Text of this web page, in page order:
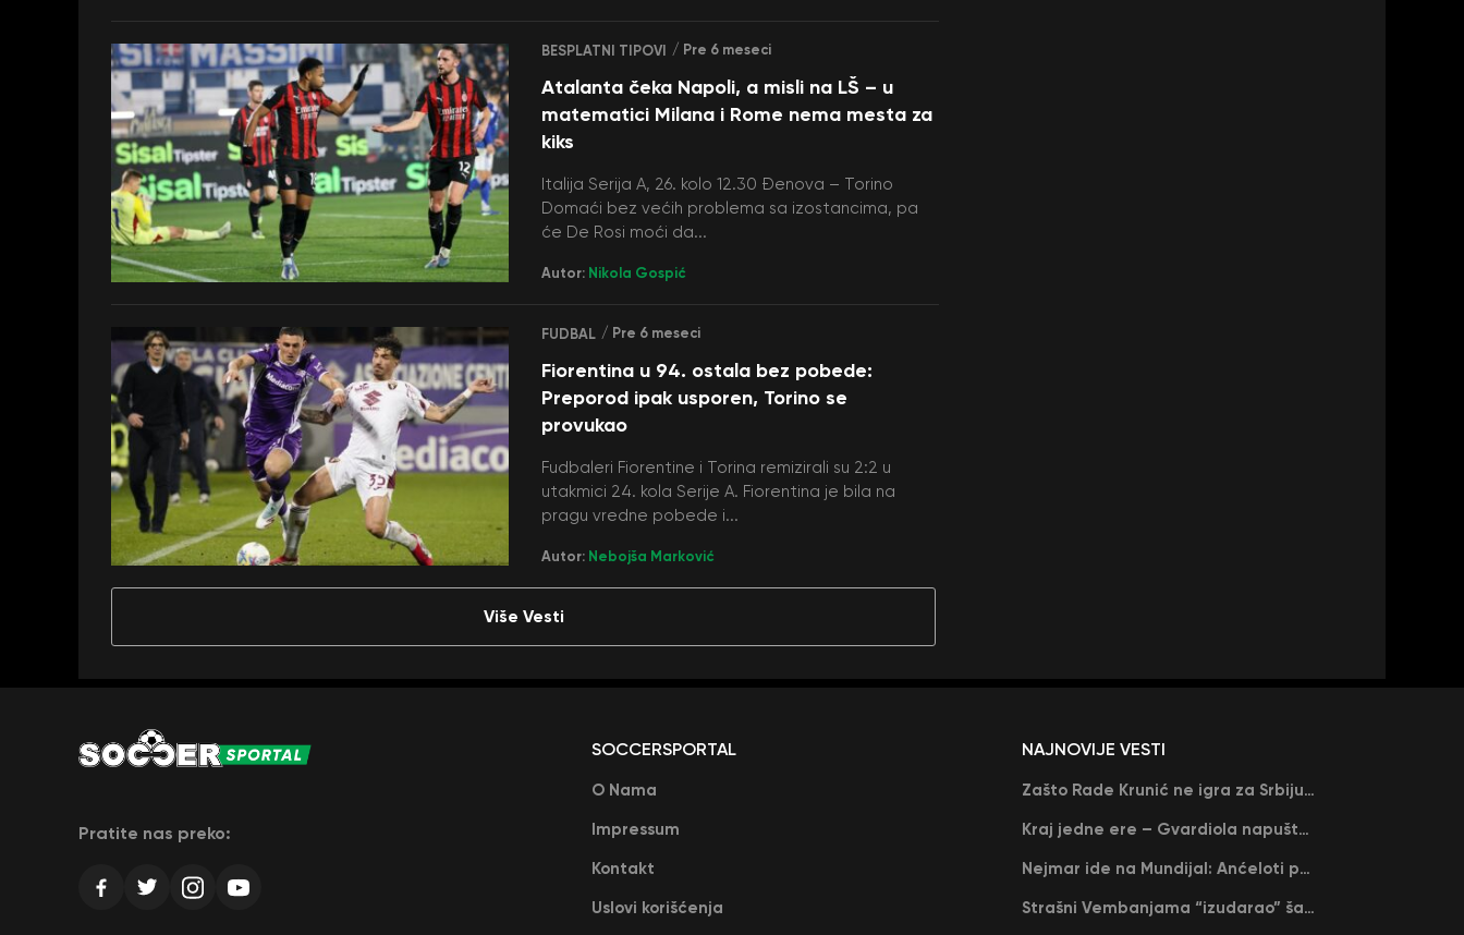
BESPLATNI TIPOVI / Pre 6 meseci
Atalanta čeka Napoli, a misli na LŠ – u
matematici Milana i Rome nema mesta za
kiks
Italija Serija A, 26. kolo 12.30 Đenova – Torino
Domaći bez većih problema sa izostancima, pa
će De Rosi moći da...
Autor: Nikola Gospić
FUDBAL / Pre 6 meseci
Fiorentina u 94. ostala bez pobede:
Preporod ipak usporen, Torino se
provukao
Fudbaleri Fiorentine i Torina remizirali su 2:2 u
utakmici 24. kola Serije A. Fiorentina je bila na
pragu vredne pobede i...
Autor: Nebojša Marković
Više Vesti
Pratite nas preko:
SOCCERSPORTAL
O Nama
Impressum
Kontakt
Uslovi korišćenja
NAJNOVIJE VESTI
Zašto Rade Krunić ne igra za Srbiju? “Iako su mi obećali, niko me nije zvao…”
Kraj jedne ere – Gvardiola napušta Siti na kraju sezone, menja ga njegov nekadašnji rival
Nejmar ide na Mundijal: Anćeloti pročitao njegovo ime, Brazil u delirijumu (VIDEO)
Strašni Vembanjama “izudarao” šampiona za brejk: San Antonio poveo protiv Oklahome